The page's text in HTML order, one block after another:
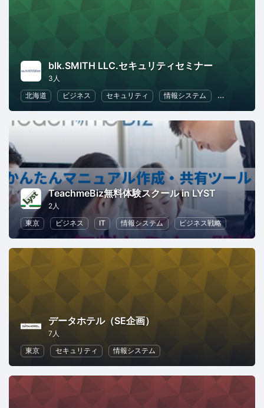
blk.SMITH LLC.セキュリティセミナー
3人
北海道
ビジネス セキュリティ 情報システム 人事
TeachmeBiz無料体験スクール in LYST
2人
東京
ビジネス IT 情報システム ビジネス戦略
データホテル（SE企画）
7人
東京
セキュリティ 情報システム